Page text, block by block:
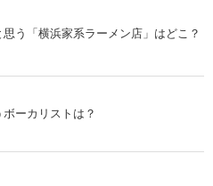
う「横浜家系ラーメン店」はどこ？
ーカリストは？